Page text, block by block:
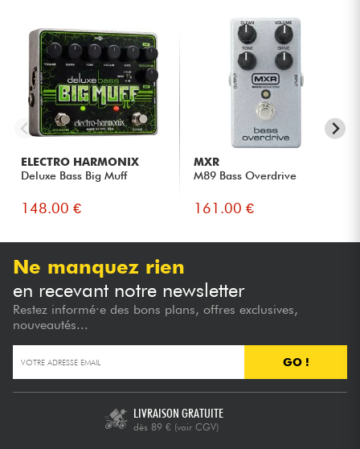
ELECTRO HARMONIX
Deluxe Bass Big Muff
148.00 €
MXR
M89 Bass Overdrive
161.00 €
Ne manquez rien
en recevant notre newsletter
Restez informé·e des bons plans, offres exclusives,
nouveautés...
GO !
LIVRAISON GRATUITE
dès 89 € (voir CGV)